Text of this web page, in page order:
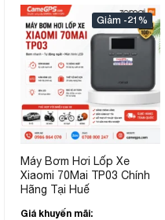
-21%
Máy Bơm Hơi Lốp Xe
Xiaomi 70Mai TP03 Chính
Hãng Tại Huế
Giá khuyến mãi: